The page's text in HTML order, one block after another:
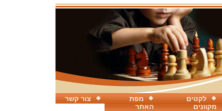
צור קשר
מפת
האתר
לקטים
מקוונים